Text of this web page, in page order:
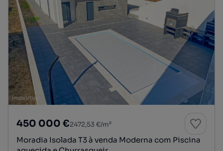
450 000 €2472,53 €/m²
Moradia Isolada T3 à venda Moderna com Piscina